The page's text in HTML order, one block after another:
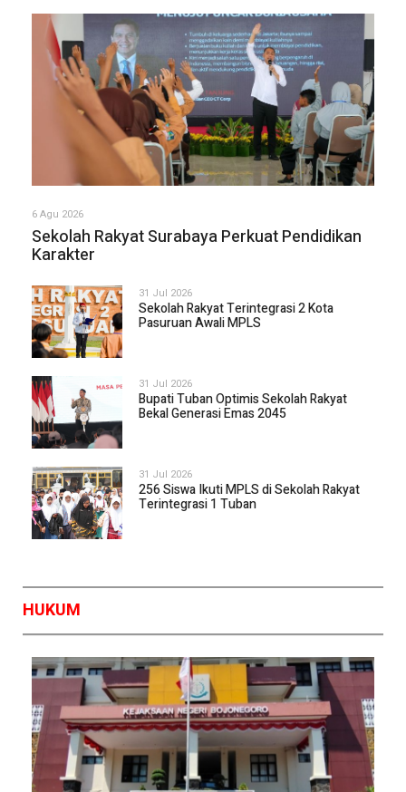
6 Agu 2026
Sekolah Rakyat Surabaya Perkuat Pendidikan
Karakter
31 Jul 2026
Sekolah Rakyat Terintegrasi 2 Kota
Pasuruan Awali MPLS
31 Jul 2026
Bupati Tuban Optimis Sekolah Rakyat
Bekal Generasi Emas 2045
31 Jul 2026
256 Siswa Ikuti MPLS di Sekolah Rakyat
Terintegrasi 1 Tuban
HUKUM